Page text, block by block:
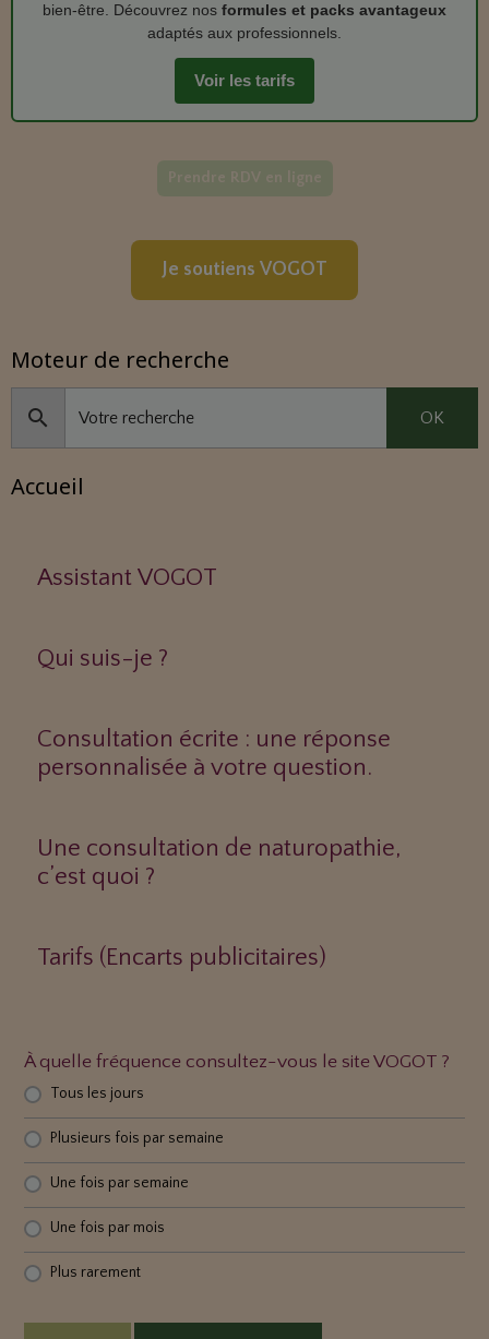
bien‑être. Découvrez nos formules et packs avantageux
adaptés aux professionnels.
Voir les tarifs
Je soutiens VOGOT
Moteur de recherche
OK
Accueil
Assistant VOGOT
Qui suis-je ?
Consultation écrite : une réponse
personnalisée à votre question.
Une consultation de naturopathie,
c’est quoi ?
Tarifs (Encarts publicitaires)
À quelle fréquence consultez-vous le site VOGOT ?
Tous les jours
Plusieurs fois par semaine
Une fois par semaine
Une fois par mois
Plus rarement